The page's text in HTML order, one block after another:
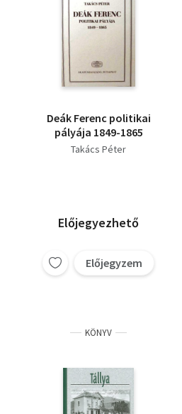
Deák Ferenc politikai
pályája 1849-1865
Takács Péter
Előjegyezhető
Előjegyzem
KÖNYV